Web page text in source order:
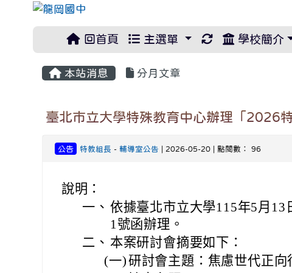
回首頁 主選單 重新取得佈景設
學校簡介
本站消息 分月文章
臺北市立大學特殊教育中心辦理「2026
公告 特教組長 -輔導室公告 | 2026-05-20 | 點閱數： 96
說明：
一、 依據臺北市立大學115年5月13
1號函辦理。
二、 本案研討會摘要如下：
(一)研討會主題：焦慮世代正